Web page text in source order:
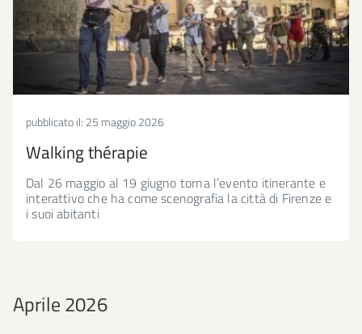
pubblicato il: 25 maggio 2026
Walking thérapie
Dal 26 maggio al 19 giugno torna l’evento itinerante e
interattivo che ha come scenografia la città di Firenze e
i suoi abitanti
Aprile 2026